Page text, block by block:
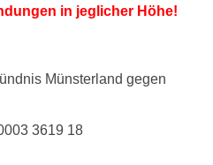
in jeglicher Höhe!
Münsterland gegen
3619 18